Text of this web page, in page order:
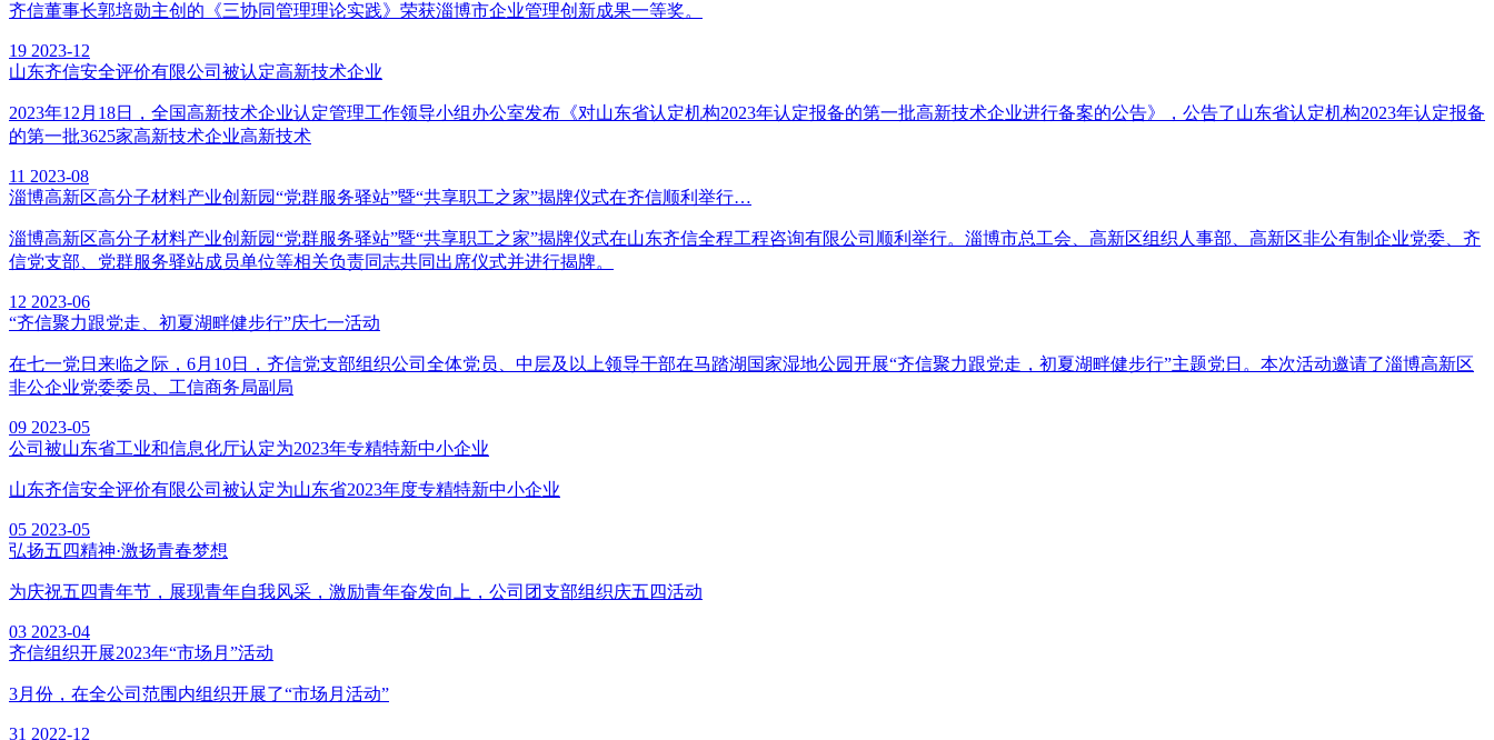
齐信董事长郭培勋主创的《三协同管理理论实践》荣获淄博市企业管理创新成果一等奖。
19 2023-12
山东齐信安全评价有限公司被认定高新技术企业
2023年12月18日，全国高新技术企业认定管理工作领导小组办公室发布《对山东省认定机构2023年认定报备的第一批高新技术企业进行备案的公告》，公告了山东省认定机构2023年认定报备
的第一批3625家高新技术企业高新技术
11 2023-08
淄博高新区高分子材料产业创新园“党群服务驿站”暨“共享职工之家”揭牌仪式在齐信顺利举行…
淄博高新区高分子材料产业创新园“党群服务驿站”暨“共享职工之家”揭牌仪式在山东齐信全程工程咨询有限公司顺利举行。淄博市总工会、高新区组织人事部、高新区非公有制企业党委、齐
信党支部、党群服务驿站成员单位等相关负责同志共同出席仪式并进行揭牌。
12 2023-06
“齐信聚力跟党走、初夏湖畔健步行”庆七一活动
在七一党日来临之际，6月10日，齐信党支部组织公司全体党员、中层及以上领导干部在马踏湖国家湿地公园开展“齐信聚力跟党走，初夏湖畔健步行”主题党日。本次活动邀请了淄博高新区
非公企业党委委员、工信商务局副局
09 2023-05
公司被山东省工业和信息化厅认定为2023年专精特新中小企业
山东齐信安全评价有限公司被认定为山东省2023年度专精特新中小企业
05 2023-05
弘扬五四精神·激扬青春梦想
为庆祝五四青年节，展现青年自我风采，激励青年奋发向上，公司团支部组织庆五四活动
03 2023-04
齐信组织开展2023年“市场月”活动
3月份，在全公司范围内组织开展了“市场月活动”
31 2022-12